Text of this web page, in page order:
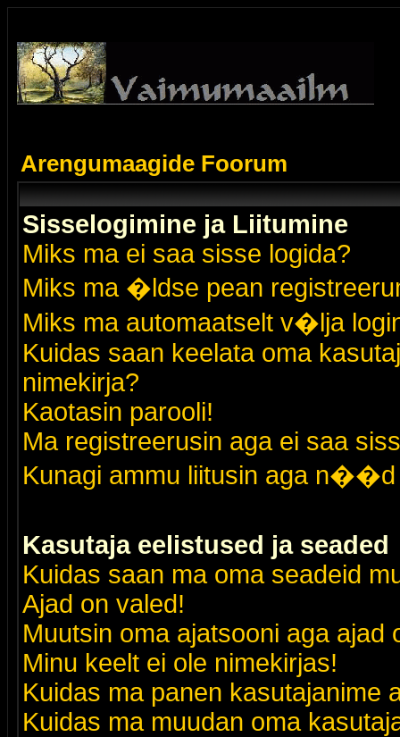
Arengumaagide Foorum
Sisselogimine ja Liitumine
Miks ma ei saa sisse logida?
Miks ma �ldse pean
Miks ma automaatselt v�lja
Kuidas saan keelata oma
nimekirja?
Kaotasin parooli!
Ma registreerusin aga ei saa
Kunagi ammu liitusin aga n��d
Kasutaja eelistused ja seaded
Kuidas saan ma oma seadeid
Ajad on valed!
Muutsin oma ajatsooni aga ajad
Minu keelt ei ole nimekirjas!
Kuidas ma panen kasutajanime
Kuidas ma muudan oma